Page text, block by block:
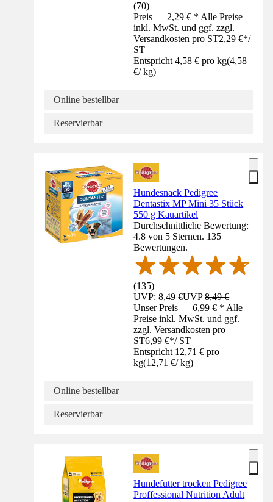
(70)
Preis — 2,29 € * Alle Preise
inkl. MwSt. und ggf. zzgl.
Versandkosten pro ST2,29 €*/
ST
Entspricht 4,58 € pro kg(4,58
€/ kg)
Online bestellbar
Reservierbar
Hundesnack Pedigree
Dentastix MP Mini 35 Stück
550 g Kauartikel
Durchschnittliche Bewertung:
4.8 von 5 Sternen. 135
Bewertungen.
(135)
UVP: 8,49 €UVP8,49 €
Unser Preis — 6,99 € * Alle
Preise inkl. MwSt. und ggf.
zzgl. Versandkosten pro
ST6,99 €*/ ST
Entspricht 12,71 € pro
kg(12,71 €/ kg)
Online bestellbar
Reservierbar
Hundefutter trocken Pedigree
Proffessional Nutrition Adult